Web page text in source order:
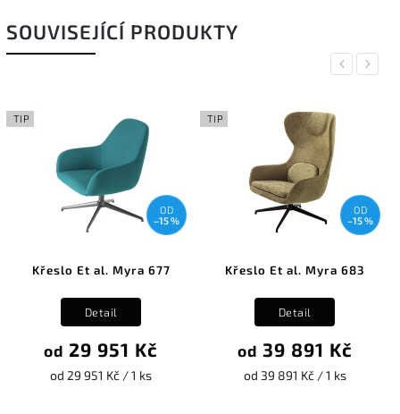
SOUVISEJÍCÍ PRODUKTY
Previous
TIP
OD
–15 %
Křeslo Et al. Myra 677
od 29 951 Kč
od 29 951 Kč / 1 ks
Detail
TIP
OD
–15 %
Křeslo Et al. Myra 683
od 39 891 Kč
od 39 891 Kč / 1 ks
Detail
Next